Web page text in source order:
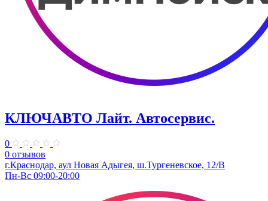
КЛЮЧАВТО Лайт. Автосервис.
0
0 отзывов
г.Краснодар, аул Новая Адыгея, ш.Тургеневское, 12/В
Пн-Вс 09:00-20:00